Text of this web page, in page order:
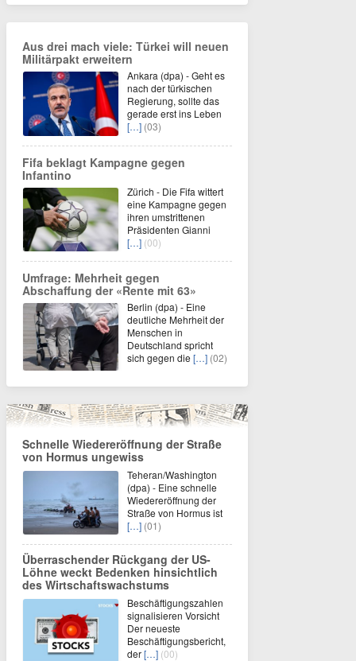
Aus drei mach viele: Türkei will neuen
Militärpakt erweitern
Ankara (dpa) - Geht es
nach der türkischen
Regierung, sollte das
gerade erst ins Leben
[…] (03)
Fifa beklagt Kampagne gegen
Infantino
Zürich - Die Fifa wittert
eine Kampagne gegen
ihren umstrittenen
Präsidenten Gianni
[…] (00)
Umfrage: Mehrheit gegen
Abschaffung der «Rente mit 63»
Berlin (dpa) - Eine
deutliche Mehrheit der
Menschen in
Deutschland spricht
sich gegen die […] (02)
Schnelle Wiedereröffnung der Straße
von Hormus ungewiss
Teheran/Washington
(dpa) - Eine schnelle
Wiedereröffnung der
Straße von Hormus ist
[…] (01)
Überraschender Rückgang der US-
Löhne weckt Bedenken hinsichtlich
des Wirtschaftswachstums
Beschäftigungszahlen
signalisieren Vorsicht
Der neueste
Beschäftigungsbericht,
der[…] (00)